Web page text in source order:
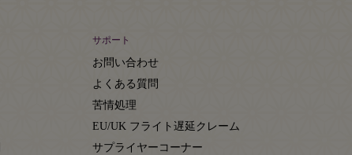
サポート
お問い合わせ
よくある質問
苦情処理
EU/UK フライト遅延クレーム
サプライヤーコーナー